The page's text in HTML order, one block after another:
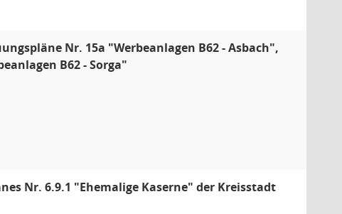
Nr. 15a "Werbeanlagen B62 - Asbach",
B62 - Sorga"
Nr. 6.9.1 "Ehemalige Kaserne" der Kreisstadt